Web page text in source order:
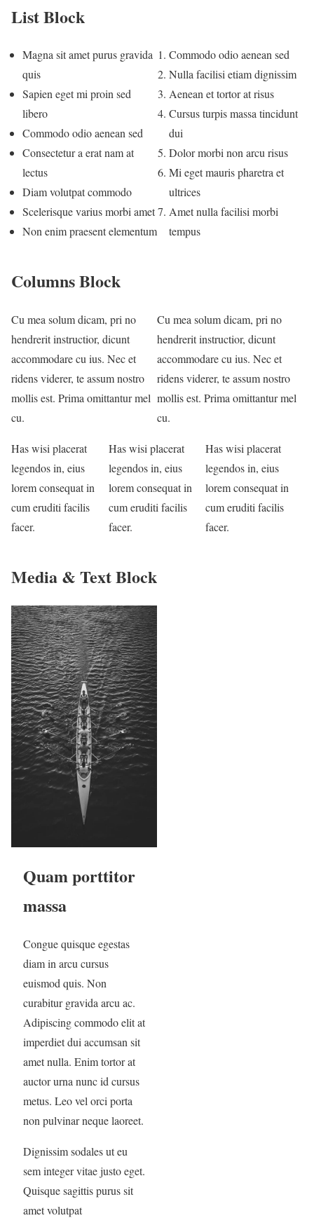
List Block
Magna sit amet purus gravida
quis
Sapien eget mi proin sed
libero
Commodo odio aenean sed
Consectetur a erat nam at
lectus
Diam volutpat commodo
Scelerisque varius morbi amet
Non enim praesent elementum
Commodo odio aenean sed
Nulla facilisi etiam dignissim
Aenean et tortor at risus
Cursus turpis massa tincidunt
dui
Dolor morbi non arcu risus
Mi eget mauris pharetra et
ultrices
Amet nulla facilisi morbi
tempus
Columns Block
Cu mea solum dicam, pri no
hendrerit instructior, dicunt
accommodare cu ius. Nec et
ridens viderer, te assum nostro
mollis est. Prima omittantur mel
cu.
Cu mea solum dicam, pri no
hendrerit instructior, dicunt
accommodare cu ius. Nec et
ridens viderer, te assum nostro
mollis est. Prima omittantur mel
cu.
Has wisi placerat
legendos in, eius
lorem consequat in
cum eruditi facilis
facer.
Has wisi placerat
legendos in, eius
lorem consequat in
cum eruditi facilis
facer.
Has wisi placerat
legendos in, eius
lorem consequat in
cum eruditi facilis
facer.
Media & Text Block
Quam porttitor
massa
Congue quisque egestas
diam in arcu cursus
euismod quis. Non
curabitur gravida arcu ac.
Adipiscing commodo elit at
imperdiet dui accumsan sit
amet nulla. Enim tortor at
auctor urna nunc id cursus
metus. Leo vel orci porta
non pulvinar neque laoreet.
Dignissim sodales ut eu
sem integer vitae justo eget.
Quisque sagittis purus sit
amet volutpat